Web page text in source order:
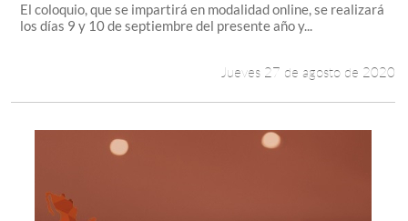
El coloquio, que se impartirá en modalidad online, se realizará
los días 9 y 10 de septiembre del presente año y...
Jueves 27 de agosto de 2020